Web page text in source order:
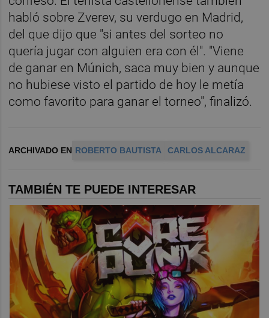
habló sobre Zverev, su verdugo en Madrid,
del que dijo que "si antes del sorteo no
quería jugar con alguien era con él". "Viene
de ganar en Múnich, saca muy bien y aunque
no hubiese visto el partido de hoy le metía
como favorito para ganar el torneo", finalizó.
ARCHIVADO EN ROBERTO BAUTISTA CARLOS ALCARAZ
TAMBIÉN TE PUEDE INTERESAR